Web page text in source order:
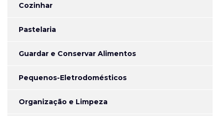
Cozinhar
Pastelaria
Guardar e Conservar Alimentos
Pequenos-Eletrodomésticos
Organização e Limpeza